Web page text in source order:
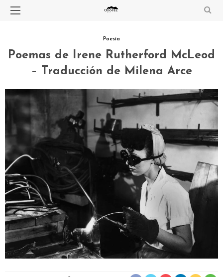
Poesía
Poemas de Irene Rutherford McLeod
– Traducción de Milena Arce